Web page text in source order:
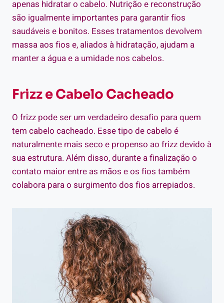
apenas hidratar o cabelo. Nutrição e reconstrução
são igualmente importantes para garantir fios
saudáveis e bonitos. Esses tratamentos devolvem
massa aos fios e, aliados à hidratação, ajudam a
manter a água e a umidade nos cabelos.
Frizz e Cabelo Cacheado
O frizz pode ser um verdadeiro desafio para quem
tem cabelo cacheado. Esse tipo de cabelo é
naturalmente mais seco e propenso ao frizz devido à
sua estrutura. Além disso, durante a finalização o
contato maior entre as mãos e os fios também
colabora para o surgimento dos fios arrepiados.